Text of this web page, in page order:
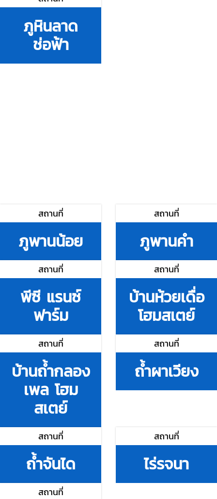
ภูหินลาด
ช่อฟ้า
สถานที่
ภูพานน้อย
สถานที่
ภูพานคำ
สถานที่
พีซี แรนซ์
ฟาร์ม
สถานที่
บ้านห้วยเดื่อ
โฮมสเตย์
สถานที่
บ้านถ้ำกลอง
เพล โฮม
สเตย์
สถานที่
ถ้ำผาเวียง
สถานที่
ถ้ำจันได
สถานที่
ไร่รจนา
สถานที่